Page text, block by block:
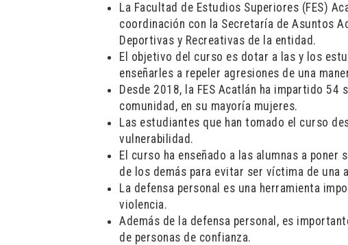
La Facultad de Estudios Superiores (FES)
coordinación con la Secretaría de Asuntos
Deportivas y Recreativas de la entidad.
El objetivo del curso es dotar a las y los
enseñarles a repeler agresiones de una
Desde 2018, la FES Acatlán ha impartido
comunidad, en su mayoría mujeres.
Las estudiantes que han tomado el curso
vulnerabilidad.
El curso ha enseñado a las alumnas a
de los demás para evitar ser víctima de una
La defensa personal es una herramienta
violencia.
Además de la defensa personal, es
de personas de confianza.